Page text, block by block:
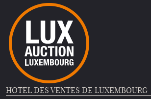
HOTEL DES VENTES DE LUXEMBOURG